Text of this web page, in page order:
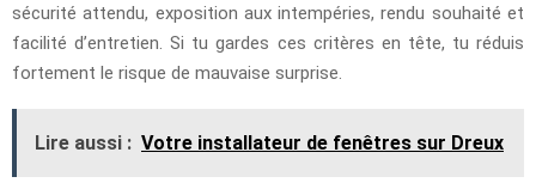
sécurité attendu, exposition aux intempéries, rendu souhaité et
facilité d’entretien. Si tu gardes ces critères en tête, tu réduis
fortement le risque de mauvaise surprise.
Lire aussi : Votre installateur de fenêtres sur Dreux